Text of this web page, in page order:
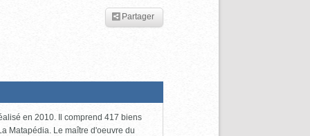
Partager
en 2010. Il comprend 417 biens
Matapédia. Le maître d'oeuvre du